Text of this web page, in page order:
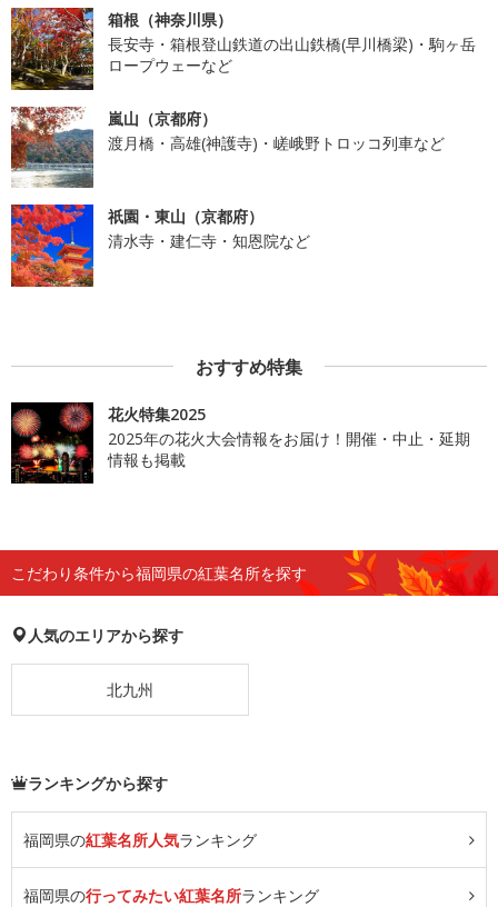
箱根（神奈川県）
長安寺・箱根登山鉄道の出山鉄橋(早川橋梁)・駒ヶ岳
ロープウェーなど
嵐山（京都府）
渡月橋・高雄(神護寺)・嵯峨野トロッコ列車など
祇園・東山（京都府）
清水寺・建仁寺・知恩院など
おすすめ特集
花火特集2025
2025年の花火大会情報をお届け！開催・中止・延期
情報も掲載
こだわり条件から福岡県の紅葉名所を探す
人気のエリアから探す
北九州
ランキングから探す
福岡県の紅葉名所人気ランキング
福岡県の行ってみたい紅葉名所ランキング